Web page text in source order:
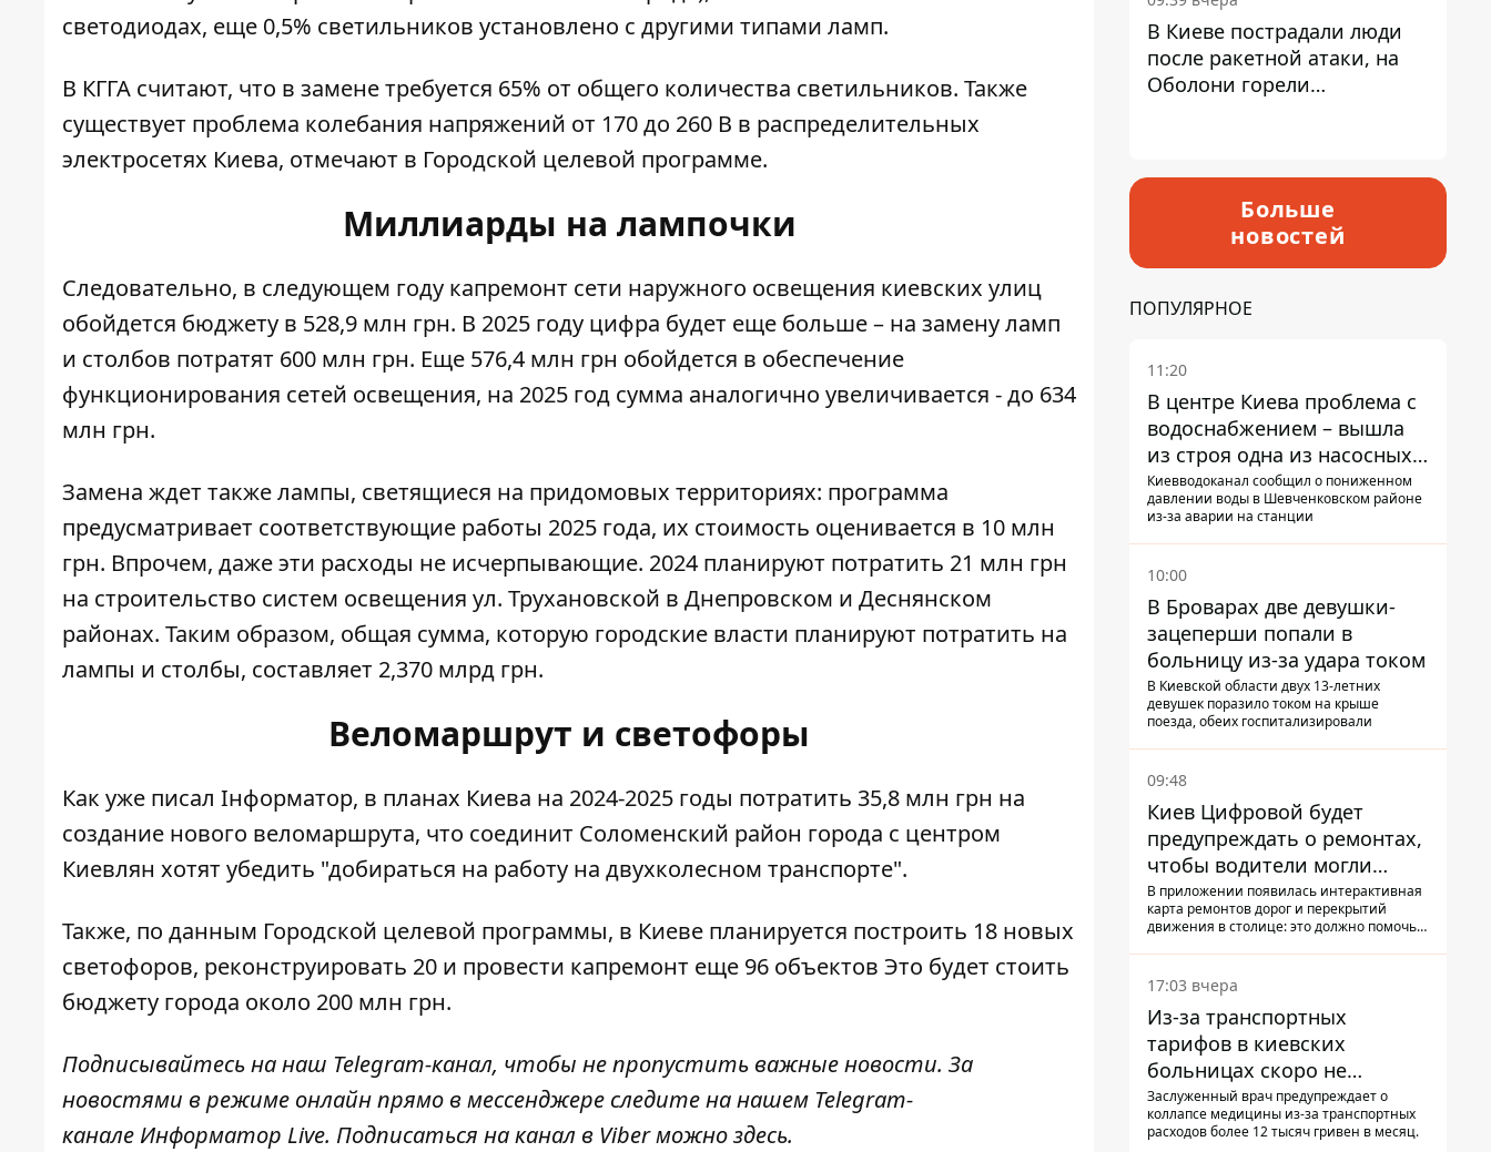
светодиодах, еще 0,5% светильников установлено с другими типами ламп.
В КГГА считают, что в замене требуется 65% от общего количества светильников. Также
существует проблема колебания напряжений от 170 до 260 В в распределительных
электросетях Киева, отмечают в Городской целевой программе.
Миллиарды на лампочки
Следовательно, в следующем году капремонт сети наружного освещения киевских улиц
обойдется бюджету в 528,9 млн грн. В 2025 году цифра будет еще больше – на замену ламп
и столбов потратят 600 млн грн. Еще 576,4 млн грн обойдется в обеспечение
функционирования сетей освещения, на 2025 год сумма аналогично увеличивается - до 634
млн грн.
Замена ждет также лампы, светящиеся на придомовых территориях: программа
предусматривает соответствующие работы 2025 года, их стоимость оценивается в 10 млн
грн. Впрочем, даже эти расходы не исчерпывающие. 2024 планируют потратить 21 млн грн
на строительство систем освещения ул. Трухановской в ​​Днепровском и Деснянском
районах. Таким образом, общая сумма, которую городские власти планируют потратить на
лампы и столбы, составляет 2,370 млрд грн.
Веломаршрут и светофоры
Как уже писал Інформатор, в планах Киева на 2024-2025 годы потратить 35,8 млн грн на
создание нового веломаршрута, что соединит Соломенский район города с центром
Киевлян хотят убедить "добираться на работу на двухколесном транспорте".
Также, по данным Городской целевой программы, в Киеве планируется построить 18 новых
светофоров, реконструировать 20 и провести капремонт еще 96 объектов Это будет стоить
бюджету города около 200 млн грн.
Подписывайтесь на наш Telegram-канал, чтобы не пропустить важные новости. За
новостями в режиме онлайн прямо в мессенджере следите на нашем Telegram-
канале Информатор Live. Подписаться на канал в Viber можноздесь.
В Киеве пострадали люди
после ракетной атаки, на
Оболони горели
Больше
новостей
ПОПУЛЯРНОЕ
11:20
В центре Киева проблема с
водоснабжением – вышла
из строя одна из насосных
станций
Киевводоканал сообщил о пониженном
давлении воды в Шевченковском районе
из-за аварии на станции
10:00
В Броварах две девушки-
зацеперши попали в
больницу из-за удара током
В Киевской области двух 13-летних
девушек поразило током на крыше
поезда, обеих госпитализировали
09:48
Киев Цифровой будет
предупреждать о ремонтах,
чтобы водители могли
избегать участков с
пробками
В приложении появилась интерактивная
карта ремонтов дорог и перекрытий
движения в столице: это должно помочь
попасть в пробку
17:03 вчера
Из-за транспортных
тарифов в киевских
больницах скоро не
останется медсестер и
санитарок - профессор
Заслуженный врач предупреждает о
коллапсе медицины из-за транспортных
расходов более 12 тысяч гривен в месяц.